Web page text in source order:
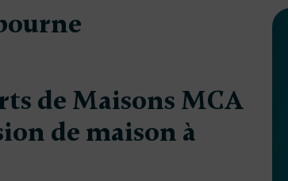
de Maisons MCA
de maison à